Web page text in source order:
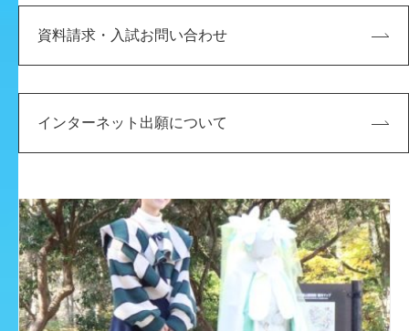
資料請求・入試お問い合わせ
インターネット出願について
礎」の作品展を実施いたします。 2022年度および2023
在学生向け ビジュアルデザイン学科